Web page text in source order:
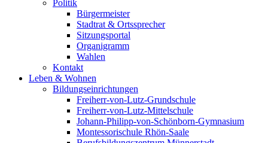
Politik
Bürgermeister
Stadtrat & Ortssprecher
Sitzungsportal
Organigramm
Wahlen
Kontakt
Leben & Wohnen
Bildungseinrichtungen
Freiherr-von-Lutz-Grundschule
Freiherr-von-Lutz-Mittelschule
Johann-Philipp-von-Schönborn-Gymnasium
Montessorischule Rhön-Saale